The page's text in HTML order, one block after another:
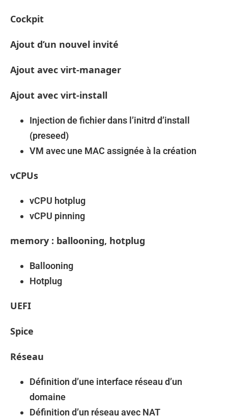
Cockpit
Ajout d’un nouvel invité
Ajout avec virt-manager
Ajout avec virt-install
Injection de fichier dans l’initrd d’install
(preseed)
VM avec une MAC assignée à la création
vCPUs
vCPU hotplug
vCPU pinning
memory : ballooning, hotplug
Ballooning
Hotplug
UEFI
Spice
Réseau
Définition d’une interface réseau d’un
domaine
Définition d’un réseau avec NAT